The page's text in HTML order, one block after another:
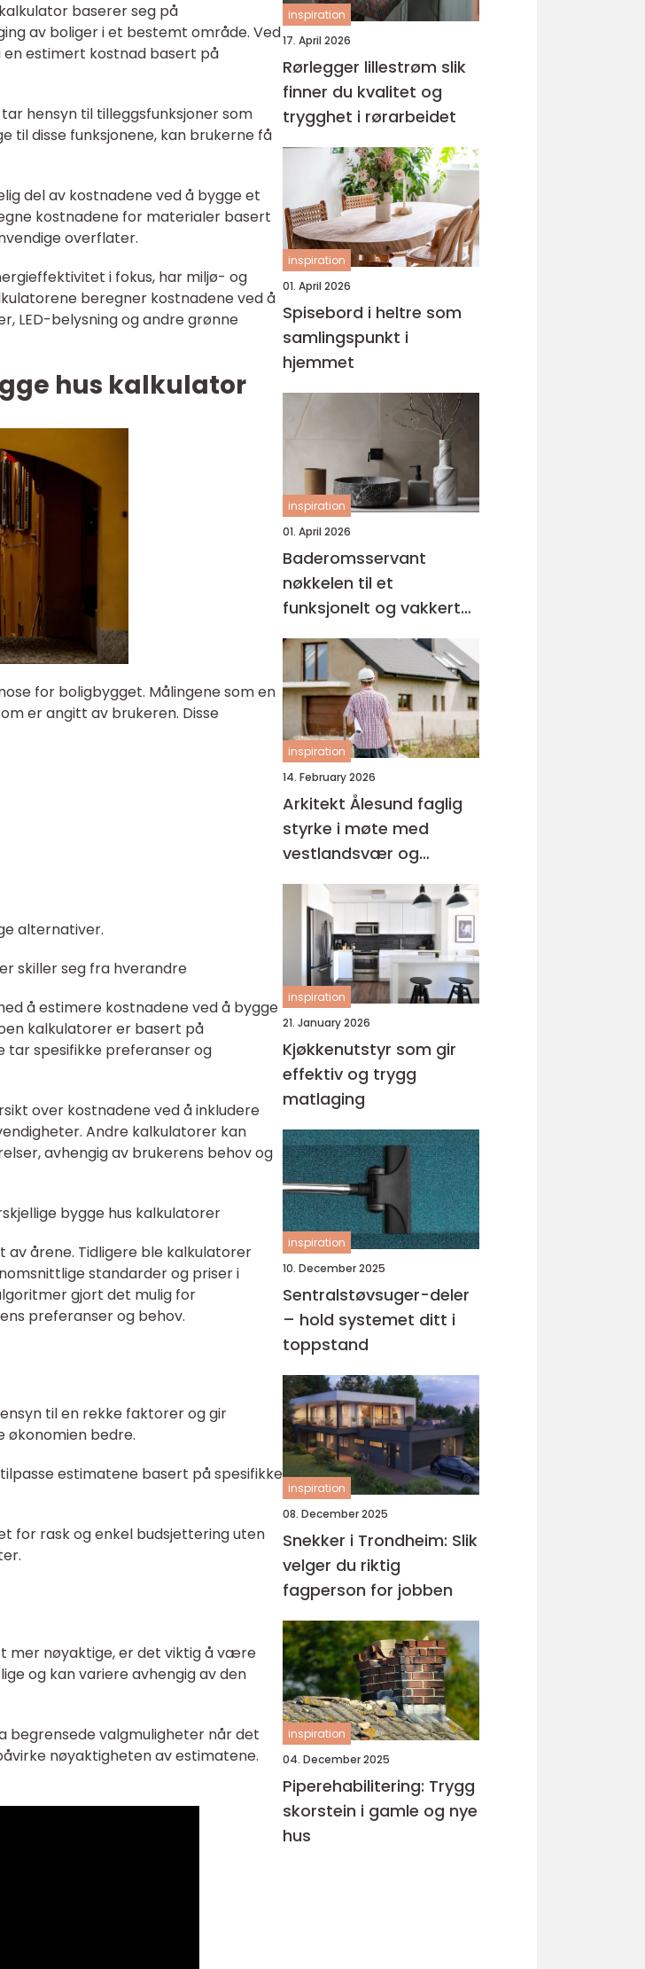
baserer seg på
av boliger i et bestemt område. Ved
en estimert kostnad basert på
hensyn til tilleggsfunksjoner som
til disse funksjonene, kan brukerne få
del av kostnadene ved å bygge et
kostnadene for materialer basert
overflater.
i fokus, har miljø- og
beregner kostnadene ved å
LED-belysning og andre grønne
hus kalkulator
for boligbygget. Målingene som en
er angitt av brukeren. Disse
alternativer.
skiller seg fra hverandre
å estimere kostnadene ved å bygge
kalkulatorer er basert på
tar spesifikke preferanser og
over kostnadene ved å inkludere
Andre kalkulatorer kan
avhengig av brukerens behov og
bygge hus kalkulatorer
av årene. Tidligere ble kalkulatorer
standarder og priser i
gjort det mulig for
preferanser og behov.
til en rekke faktorer og gir
økonomien bedre.
estimatene basert på spesifikke
for rask og enkel budsjettering uten
mer nøyaktige, er det viktig å være
og kan variere avhengig av den
begrensede valgmuligheter når det
nøyaktigheten av estimatene.
inspiration
17. April 2026
Rørlegger lillestrøm slik
finner du kvalitet og
trygghet i rørarbeidet
inspiration
01. April 2026
Spisebord i heltre som
samlingspunkt i
hjemmet
inspiration
01. April 2026
Baderomsservant
nøkkelen til et
funksjonelt og vakkert
bad
inspiration
14. February 2026
Arkitekt Ålesund faglig
styrke i møte med
vestlandsvær og
byhistorie
inspiration
21. January 2026
Kjøkkenutstyr som gir
effektiv og trygg
matlaging
inspiration
10. December 2025
Sentralstøvsuger-deler
– hold systemet ditt i
toppstand
inspiration
08. December 2025
Snekker i Trondheim: Slik
velger du riktig
fagperson for jobben
inspiration
04. December 2025
Piperehabilitering: Trygg
skorstein i gamle og nye
hus